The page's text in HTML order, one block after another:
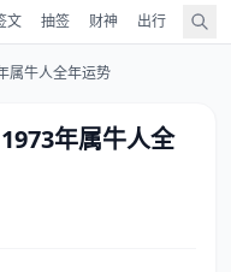
文 抽签 财神 出行 值神
属牛人全年运势
年属牛人全